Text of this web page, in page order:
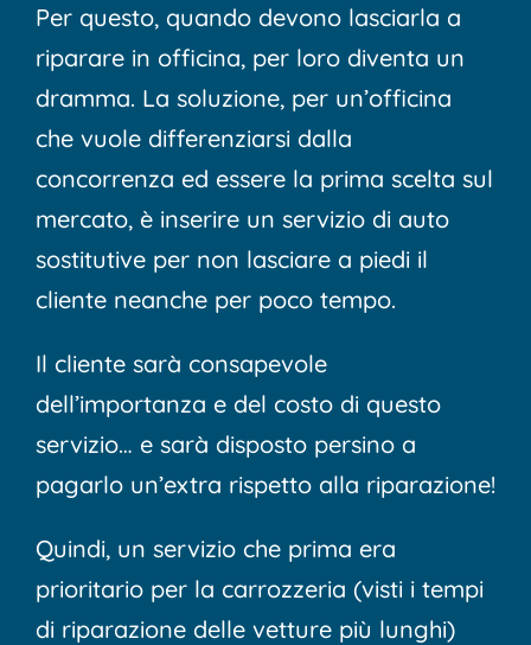
Per questo, quando devono lasciarla a
riparare in officina, per loro diventa un
dramma. La soluzione, per un’officina
che vuole differenziarsi dalla
concorrenza ed essere la prima scelta sul
mercato, è inserire un servizio di auto
sostitutive per non lasciare a piedi il
cliente neanche per poco tempo.
Il cliente sarà consapevole
dell’importanza e del costo di questo
servizio… e sarà disposto persino a
pagarlo un’extra rispetto alla riparazione!
Quindi, un servizio che prima era
prioritario per la carrozzeria (visti i tempi
di riparazione delle vetture più lunghi)